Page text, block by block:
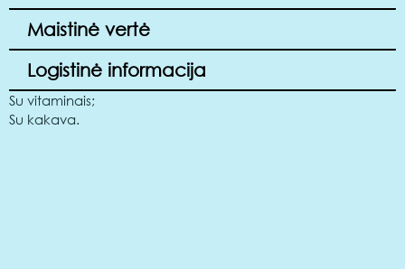
Maistinė vertė
Logistinė informacija
Su vitaminais;
Su kakava.